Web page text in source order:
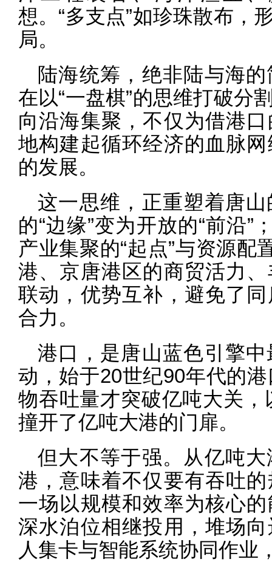
想。“多支点”如珍珠散布，
局。
陆海统筹，绝非陆与海
在以“一盘棋”的思维打破分
向沿海集聚，不仅为借港
地构建起循环经济的血脉
的发展。
这一思维，正重塑着唐
的“边缘”变为开放的“前沿”
产业集聚的“起点”与资源配
港、京唐港区的商贸活力
联动，优势互补，避免了
合力。
港口，是唐山蓝色引擎
动，始于20世纪90年代的
物吞吐量才突破亿吨大关
撞开了亿吨大港的门扉。
但大不等于强。从亿吨
港，意味着不仅要有吞吐
一场以规模和效率为核心
深水泊位相继投用，堆场
人集卡与智能系统协同作业